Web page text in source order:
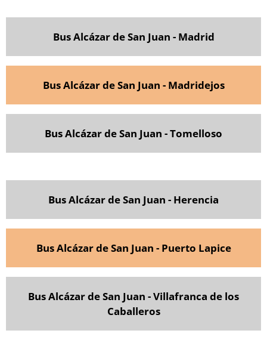
Bus Alcázar de San Juan - Madrid
Bus Alcázar de San Juan - Madridejos
Bus Alcázar de San Juan - Tomelloso
Bus Alcázar de San Juan - Herencia
Bus Alcázar de San Juan - Puerto Lapice
Bus Alcázar de San Juan - Villafranca de los
Caballeros